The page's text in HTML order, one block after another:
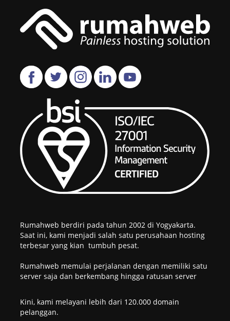
Rumahweb berdiri pada tahun 2002 di Yogyakarta.
Saat ini, kami menjadi salah satu perusahaan hosting
terbesar yang kian tumbuh pesat.
Rumahweb memulai perjalanan dengan memiliki satu
server saja dan berkembang hingga ratusan server
Kini, kami melayani lebih dari 120.000 domain
pelanggan.